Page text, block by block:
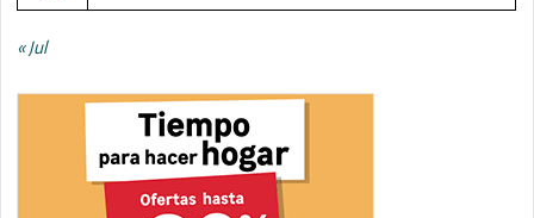
« Jul